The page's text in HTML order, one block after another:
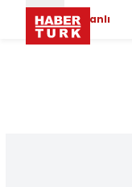
Canlı